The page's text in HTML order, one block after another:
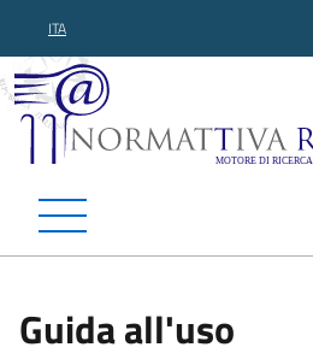
ITA
Normattiva
Guida all'uso